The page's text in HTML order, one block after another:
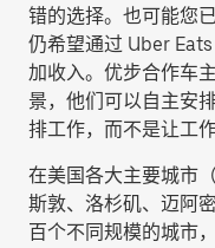
错的选择。也可能您
仍希望通过 Uber
加收入。优步合作车
景，他们可以自主安
排工作，而不是让工
在美国各大主要城市
斯敦、洛杉矶、迈阿
百个不同规模的城市